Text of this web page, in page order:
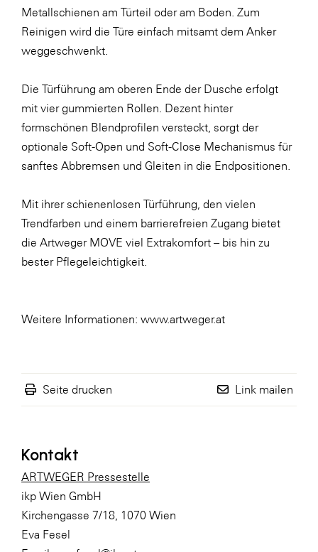
Sony DADC
SPIEGLTEC
Trend Micro
TAG GmbH
VALETTA
Verband Druck Medien Österreich
WKS Fachgruppe Fahrzeughandel und
WKS Fachgruppe Finanzdienstleister
Metallschienen am Türteil oder am Boden. Zum
Reinigen wird die Türe einfach mitsamt dem Anker
weggeschwenkt.
Die Türführung am oberen Ende der Dusche erfolgt
mit vier gummierten Rollen. Dezent hinter
formschönen Blendprofilen versteckt, sorgt der
optionale Soft-Open und Soft-Close Mechanismus für
sanftes Abbremsen und Gleiten in die Endpositionen.
Mit ihrer schienenlosen Türführung, den vielen
Trendfarben und einem barrierefreien Zugang bietet
die Artweger MOVE viel Extrakomfort – bis hin zu
bester Pflegeleichtigkeit.
Weitere Informationen: www.artweger.at
Seite drucken Link mailen
Kontakt
ARTWEGER Pressestelle
ikp Wien GmbH
Kirchengasse 7/18, 1070 Wien
Eva Fesel